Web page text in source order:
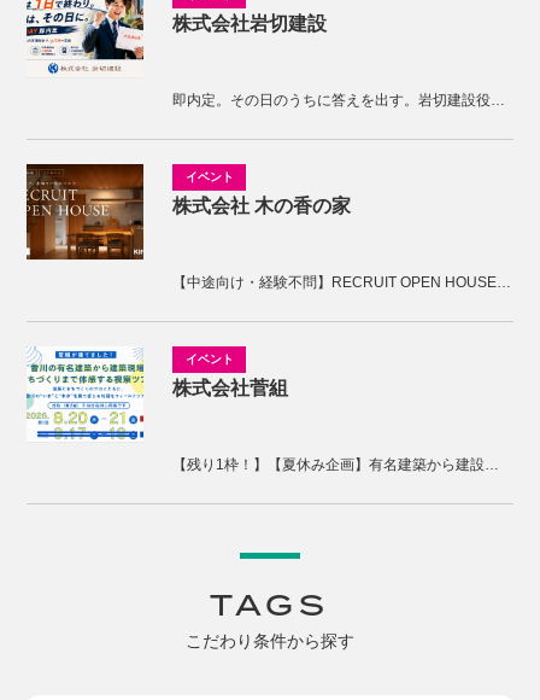
株式会社岩切建設
株式会社 木の香の家
株式会社菅組
TAGS
こだわり条件から探す